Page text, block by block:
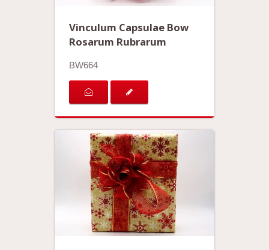
Vinculum Capsulae Bow
Rosarum Rubrarum
BW664